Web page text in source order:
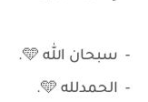
- سبحان الله 🩵.
- الحمدلله 🩵.